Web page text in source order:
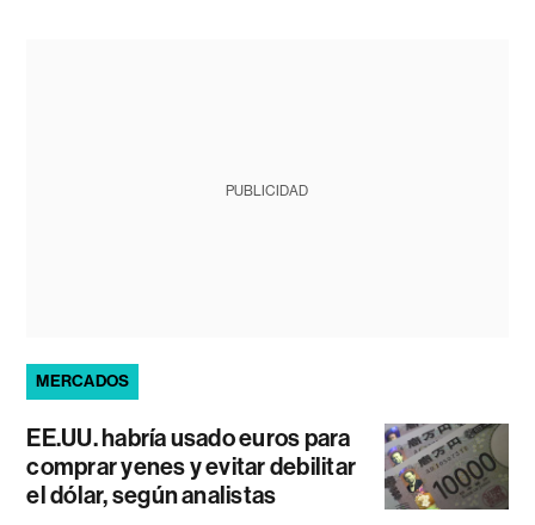
PUBLICIDAD
MERCADOS
EE.UU. habría usado euros para
comprar yenes y evitar debilitar
el dólar, según analistas